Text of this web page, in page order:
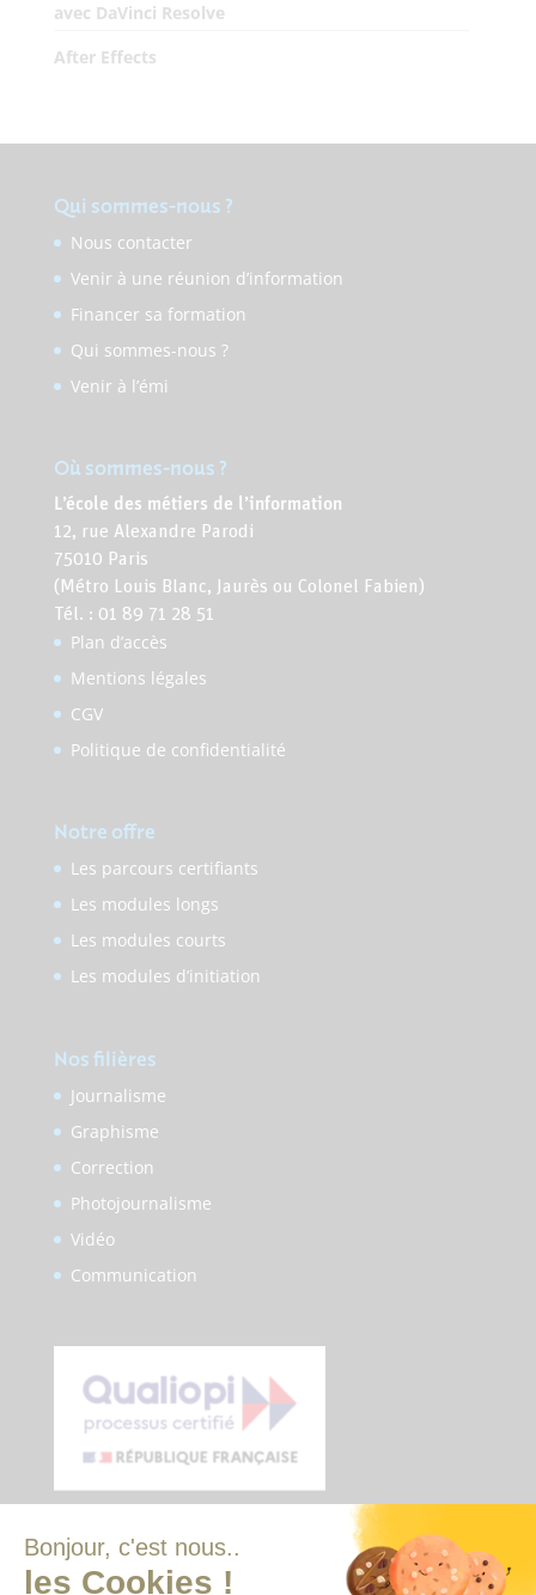
avec DaVinci Resolve
After Effects
Qui sommes-nous ?
Nous contacter
Venir à une réunion d’information
Financer sa formation
Qui sommes-nous ?
Venir à l’émi
Où sommes-nous ?
L’école des métiers de l’information
12, rue Alexandre Parodi
75010 Paris
(Métro Louis Blanc, Jaurès ou Colonel Fabien)
Tél. : 01 89 71 28 51
Plan d’accès
Mentions légales
CGV
Politique de confidentialité
Notre offre
Les parcours certifiants
Les modules longs
Les modules courts
Les modules d’initiation
Nos filières
Journalisme
Graphisme
Correction
Photojournalisme
Vidéo
Communication